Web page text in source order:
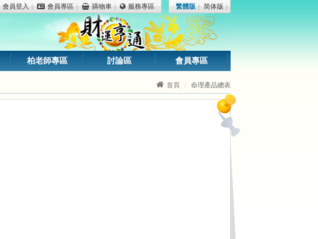
會員登入 會員專區 購物車 服務專區 繁體版 简体版
柏老師專區 討論區 會員專區
首頁 命理產品總表